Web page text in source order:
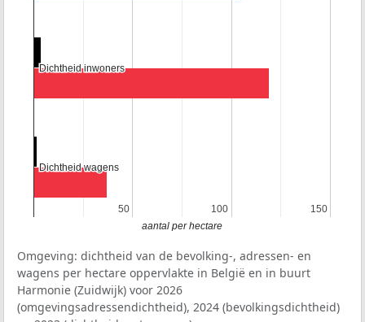
50
50 100
100 150
150
Dichtheid inwoners
Dichtheid inwoners
Dichtheid wagens
Dichtheid wagens
aantal per hectare
Omgeving: dichtheid van de bevolking-, adressen- en
wagens per hectare oppervlakte in België en in buurt
Harmonie (Zuidwijk) voor 2026
(omgevingsadressendichtheid), 2024 (bevolkingsdichtheid)